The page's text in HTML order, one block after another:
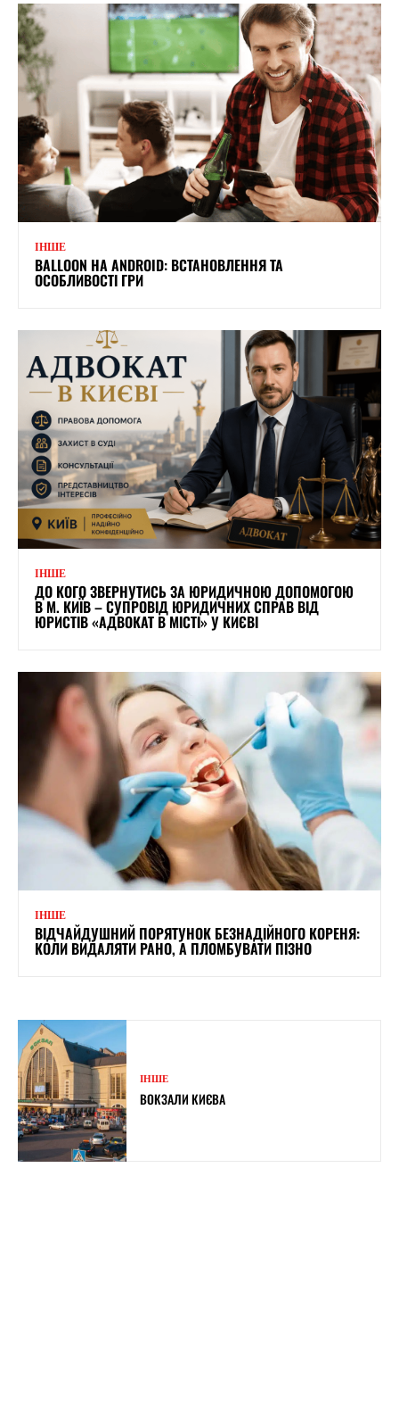
ІНШЕ
BALLOON НА ANDROID: ВСТАНОВЛЕННЯ ТА
ОСОБЛИВОСТІ ГРИ
ІНШЕ
ДО КОГО ЗВЕРНУТИСЬ ЗА ЮРИДИЧНОЮ ДОПОМОГОЮ
В М. КИЇВ – СУПРОВІД ЮРИДИЧНИХ СПРАВ ВІД
ЮРИСТІВ «АДВОКАТ В МІСТІ» У КИЄВІ
ІНШЕ
ВІДЧАЙДУШНИЙ ПОРЯТУНОК БЕЗНАДІЙНОГО КОРЕНЯ:
КОЛИ ВИДАЛЯТИ РАНО, А ПЛОМБУВАТИ ПІЗНО
ІНШЕ
ВОКЗАЛИ КИЄВА